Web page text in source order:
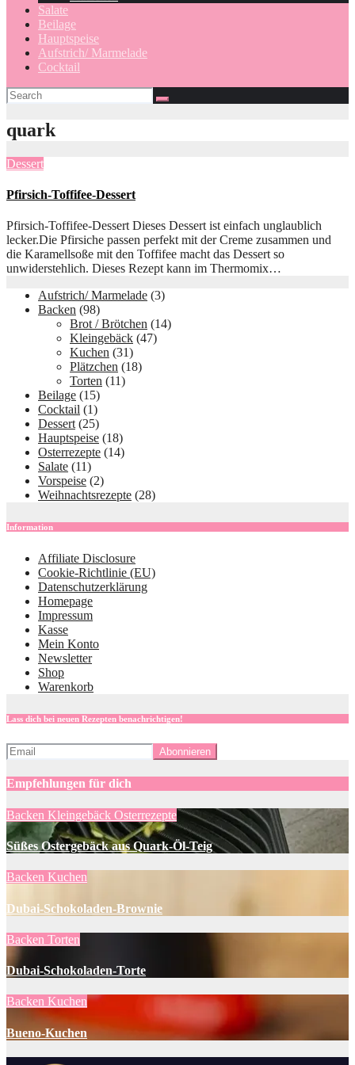
Salate
Beilage
Hauptspeise
Aufstrich/ Marmelade
Cocktail
quark
Dessert
Pfirsich-Toffifee-Dessert
Pfirsich-Toffifee-Dessert Dieses Dessert ist einfach unglaublich
lecker.Die Pfirsiche passen perfekt mit der Creme zusammen und
die Karamellsoße mit den Toffifee macht das Dessert so
unwiderstehlich. Dieses Rezept kann im Thermomix…
Aufstrich/ Marmelade (3)
Backen (98)
Brot / Brötchen (14)
Kleingebäck (47)
Kuchen (31)
Plätzchen (18)
Torten (11)
Beilage (15)
Cocktail (1)
Dessert (25)
Hauptspeise (18)
Osterrezepte (14)
Salate (11)
Vorspeise (2)
Weihnachtsrezepte (28)
Information
Affiliate Disclosure
Cookie-Richtlinie (EU)
Datenschutzerklärung
Homepage
Impressum
Kasse
Mein Konto
Newsletter
Shop
Warenkorb
Lass dich bei neuen Rezepten benachrichtigen!
Empfehlungen für dich
Backen Kleingebäck Osterrezepte
Süßes Ostergebäck aus Quark-Öl-Teig
Backen Kuchen
Dubai-Schokoladen-Brownie
Backen Torten
Dubai-Schokoladen-Torte
Backen Kuchen
Bueno-Kuchen